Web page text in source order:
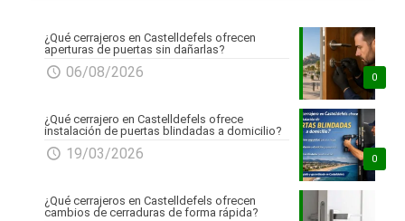
0
¿Qué cerrajeros en Castelldefels ofrecen
aperturas de puertas sin dañarlas?
06/08/2026
0
¿Qué cerrajero en Castelldefels ofrece
instalación de puertas blindadas a domicilio?
19/03/2026
¿Qué cerrajeros en Castelldefels ofrecen
cambios de cerraduras de forma rápida?